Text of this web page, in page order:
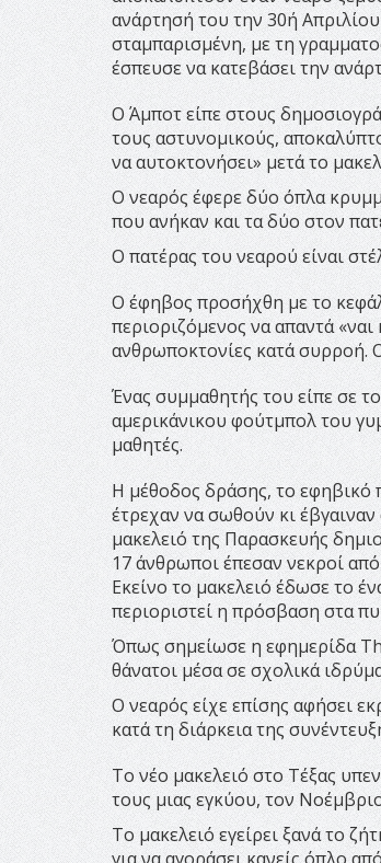
ανάρτησή του την 30ή
σταμπαρισμένη, με τη
έσπευσε να κατεβάσει την
Ο Άμποτ είπε στους
τους αστυνομικούς,
να αυτοκτονήσει» μετά το
Ο νεαρός έφερε δύο όπλα
που ανήκαν και τα δύο στον
Ο πατέρας του νεαρού είναι
Ο έφηβος προσήχθη με το
περιοριζόμενος να απαντά
ανθρωποκτονίες κατά συρροή.
Ένας συμμαθητής του είπε σε
αμερικάνικου φούτμπολ του
μαθητές.
Η μέθοδος δράσης, το εφηβικό
έτρεχαν να σωθούν κι
μακελειό της Παρασκευής
17 άνθρωποι έπεσαν νεκροί
Εκείνο το μακελειό έδωσε το
περιοριστεί η πρόσβαση στα
Όπως σημείωσε η εφημερίδα
θάνατοι μέσα σε σχολικά
Ο νεαρός είχε επίσης αφήσει
κατά τη διάρκεια της
Το νέο μακελειό στο Τέξας
τους μιας εγκύου, τον
Το μακελειό εγείρει ξανά το